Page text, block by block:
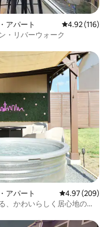
アパート レビュー116
4.92 (116)
・リバーウォーク
アパート レビュー209
4.97 (209)
、かわいらしく居心地の良